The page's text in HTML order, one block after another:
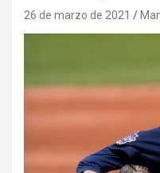
26 de marzo de 2021